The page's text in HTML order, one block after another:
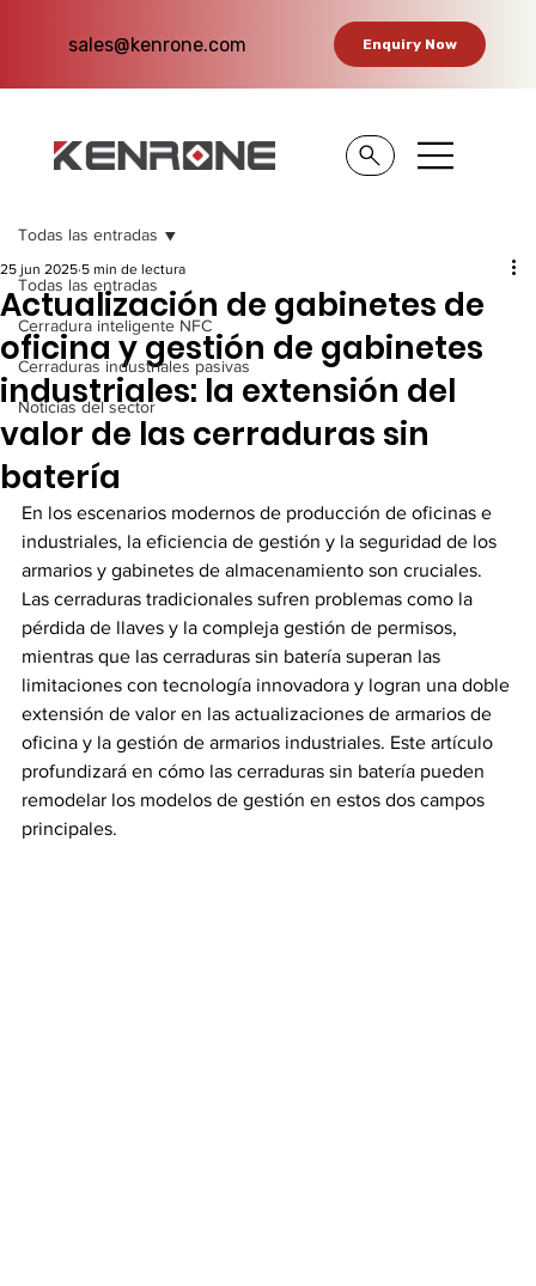
sales@kenrone.com Enquiry Now
Todas las entradas
Cerradura inteligente NFC
Cerraduras industriales pasivas
Noticias del sector
Todas las entradas
Actualización de gabinetes de
oficina y gestión de gabinetes
industriales: la extensión del
valor de las cerraduras sin
batería
25 jun 2025 5 min de lectura
En los escenarios modernos de producción de oficinas e
industriales, la eficiencia de gestión y la seguridad de los
armarios y gabinetes de almacenamiento son cruciales.
Las cerraduras tradicionales sufren problemas como la
pérdida de llaves y la compleja gestión de permisos,
mientras que las cerraduras sin batería superan las
limitaciones con tecnología innovadora y logran una doble
extensión de valor en las actualizaciones de armarios de
oficina y la gestión de armarios industriales. Este artículo
profundizará en cómo las cerraduras sin batería pueden
remodelar los modelos de gestión en estos dos campos
principales.